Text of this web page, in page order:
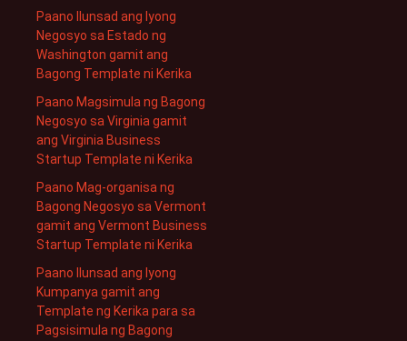
Paano Ilunsad ang Iyong
Negosyo sa Estado ng
Washington gamit ang
Bagong Template ni Kerika
Paano Magsimula ng Bagong
Negosyo sa Virginia gamit
ang Virginia Business
Startup Template ni Kerika
Paano Mag-organisa ng
Bagong Negosyo sa Vermont
gamit ang Vermont Business
Startup Template ni Kerika
Paano Ilunsad ang Iyong
Kumpanya gamit ang
Template ng Kerika para sa
Pagsisimula ng Bagong